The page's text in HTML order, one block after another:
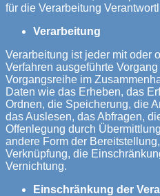
für die Verarbeitung
Verarbeitung
Verarbeitung ist jeder mit oder
Verfahren ausgeführte
Vorgangsreihe im
Daten wie das Erheben, das
Ordnen, die Speicherung, die
das Auslesen, das Abfragen,
Offenlegung durch
andere Form der
Verknüpfung, die
Vernichtung.
Einschränkung der